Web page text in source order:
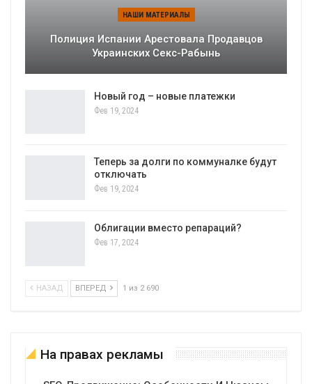
НАШИ МАТЕРИАЛЫ
Полиция Испании Арестовала Продавцов
Украинских Секс-Рабынь
Новый год – новые платежки
Фев 19, 2024
Теперь за долги по коммуналке будут
отключать
Фев 19, 2024
Облигации вместо репараций?
Фев 17, 2024
НАЗАД ВПЕРЕД 1 из 2 690
На правах рекламы